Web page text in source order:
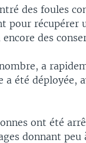
des foules
pour récupérer
des
a
a été déployée,
ont été
donnant